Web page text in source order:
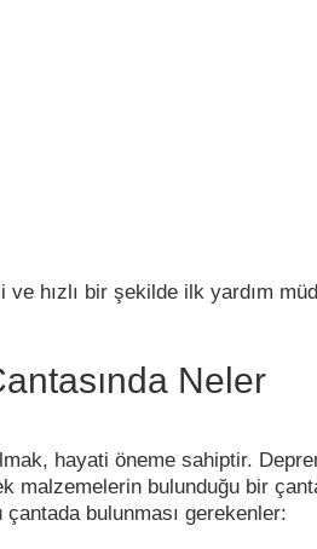
hızlı bir şekilde ilk yardım
Neler
hayati öneme sahiptir.
malzemelerin bulunduğu bir
bulunması gerekenler: